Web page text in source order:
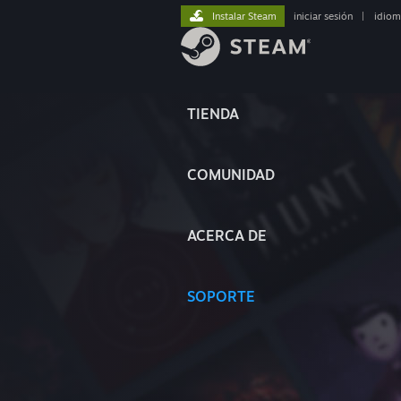
TIENDA
COMUNIDAD
ACERCA DE
SOPORTE
Instalar Steam iniciar sesión